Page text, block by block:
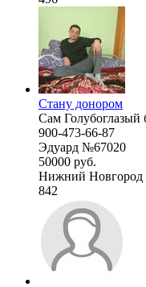
Стану донором
Сам
900-473-66-87
Эдуард №67020
50000 руб.
Нижний Новгород
842